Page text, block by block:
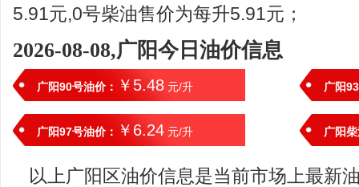
5.91元,0号柴油售价为每升5.91元；
2026-08-08,广阳今日油价信息
广阳90号油价： ￥5.48 元/升 广阳
广阳97号油价： ￥6.24 元/升 广阳
以上广阳区油价信息是当前市场上最新